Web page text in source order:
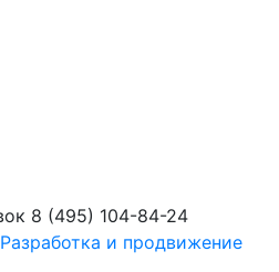
8 (495) 104-84-24
Разработка и продвижение